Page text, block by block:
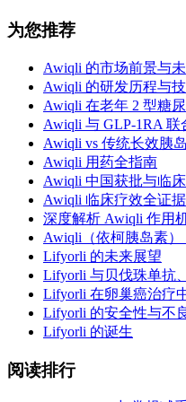
为您推荐
Awiqli 的市场前景与
Awiqli 的研发历程与
Awiqli 在老年 2 型糖
Awiqli 与 GLP-1RA
Awiqli vs 传统长效胰
Awiqli 用药全指南
Awiqli 中国获批与临
Awiqli 临床疗效全证据
深度解析 Awiqli 作用
Awiqli（依柯胰岛素
Lifyorli 的未来展望
Lifyorli 与贝伐珠单抗
Lifyorli 在卵巢癌治疗
Lifyorli 的安全性与不
Lifyorli 的诞生
阅读排行